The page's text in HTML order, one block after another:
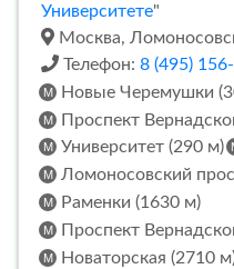
Университете"
Москва,
Телефон: 8 (495)
Новые Черемушки
Проспект
Университет (290 м)
Ломоносовский
Раменки (1630 м)
Проспект
Новаторская (2710